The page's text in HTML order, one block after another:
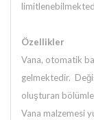
Özellikler
Vana, otomatik
gelmektedir.
oluşturan
Vana malzemesi